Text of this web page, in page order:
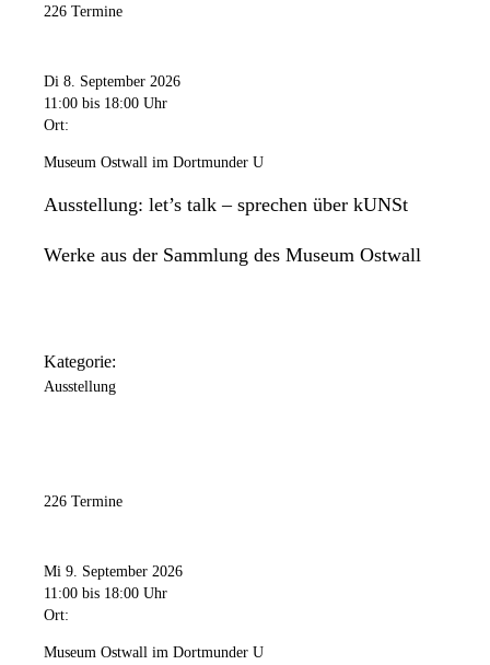
226 Termine
Di 8. September 2026
11:00 bis 18:00 Uhr
Ort:
Museum Ostwall im Dortmunder U
Ausstellung: let’s talk – sprechen über kUNSt
Werke aus der Sammlung des Museum Ostwall
Kategorie:
Ausstellung
226 Termine
Mi 9. September 2026
11:00 bis 18:00 Uhr
Ort:
Museum Ostwall im Dortmunder U